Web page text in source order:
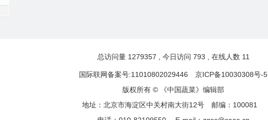
总访问量 1279357 , 今日访问 793 , 在线人数 11
国际联网备案号:11010802029446 京ICP备10030308号-5
版权所有 © 《中国蔬菜》编辑部
地址：北京市海淀区中关村南大街12号 邮编：100081